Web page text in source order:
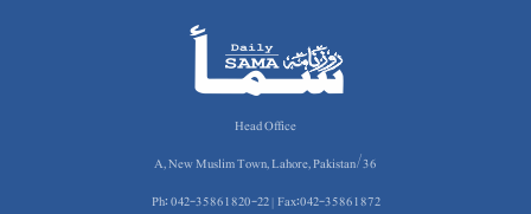
Head Office
36/A, New Muslim Town, Lahore, Pakistan
Ph: 042-35861820-22 | Fax:042-35861872